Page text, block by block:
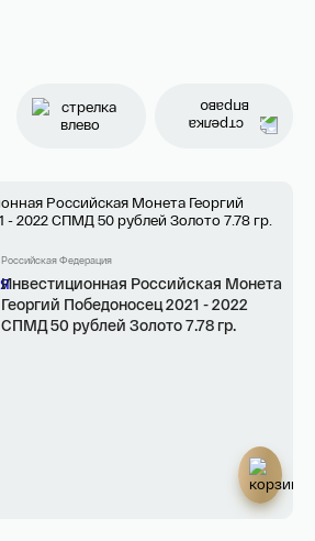
Российская Федерация
Инвестиционная Российская Монета
Георгий Победоносец 2021 - 2022
СПМД 50 рублей Золото 7.78 гр.